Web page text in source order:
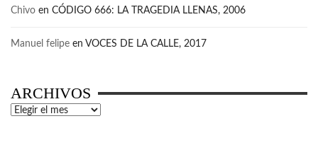
Chivo en CÓDIGO 666: LA TRAGEDIA LLENAS, 2006
Manuel felipe en VOCES DE LA CALLE, 2017
ARCHIVOS
Archivos